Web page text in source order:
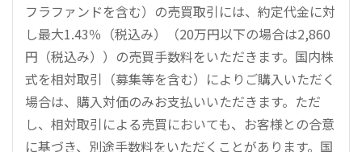
フラファンドを含む）の売買取引には、約定代金に対
し最大1.43％（税込み）（20万円以下の場合は2,860
円（税込み））の売買手数料をいただきます。国内株
式を相対取引（募集等を含む）によりご購入いただく
場合は、購入対価のみお支払いいただきます。ただ
し、相対取引による売買においても、お客様との合意
に基づき、別途手数料をいただくことがあります。国